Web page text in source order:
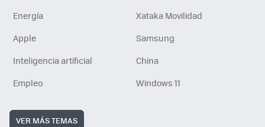
Energía
Xataka Movilidad
Apple
Samsung
Inteligencia artificial
China
Empleo
Windows 11
VER MÁS TEMAS